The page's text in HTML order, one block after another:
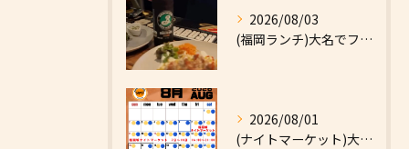
2026/08/03
(福岡ランチ)大名でファーストフードなら|High Five...
2026/08/01
(ナイトマーケット)大名でファーストフードなら|High F...